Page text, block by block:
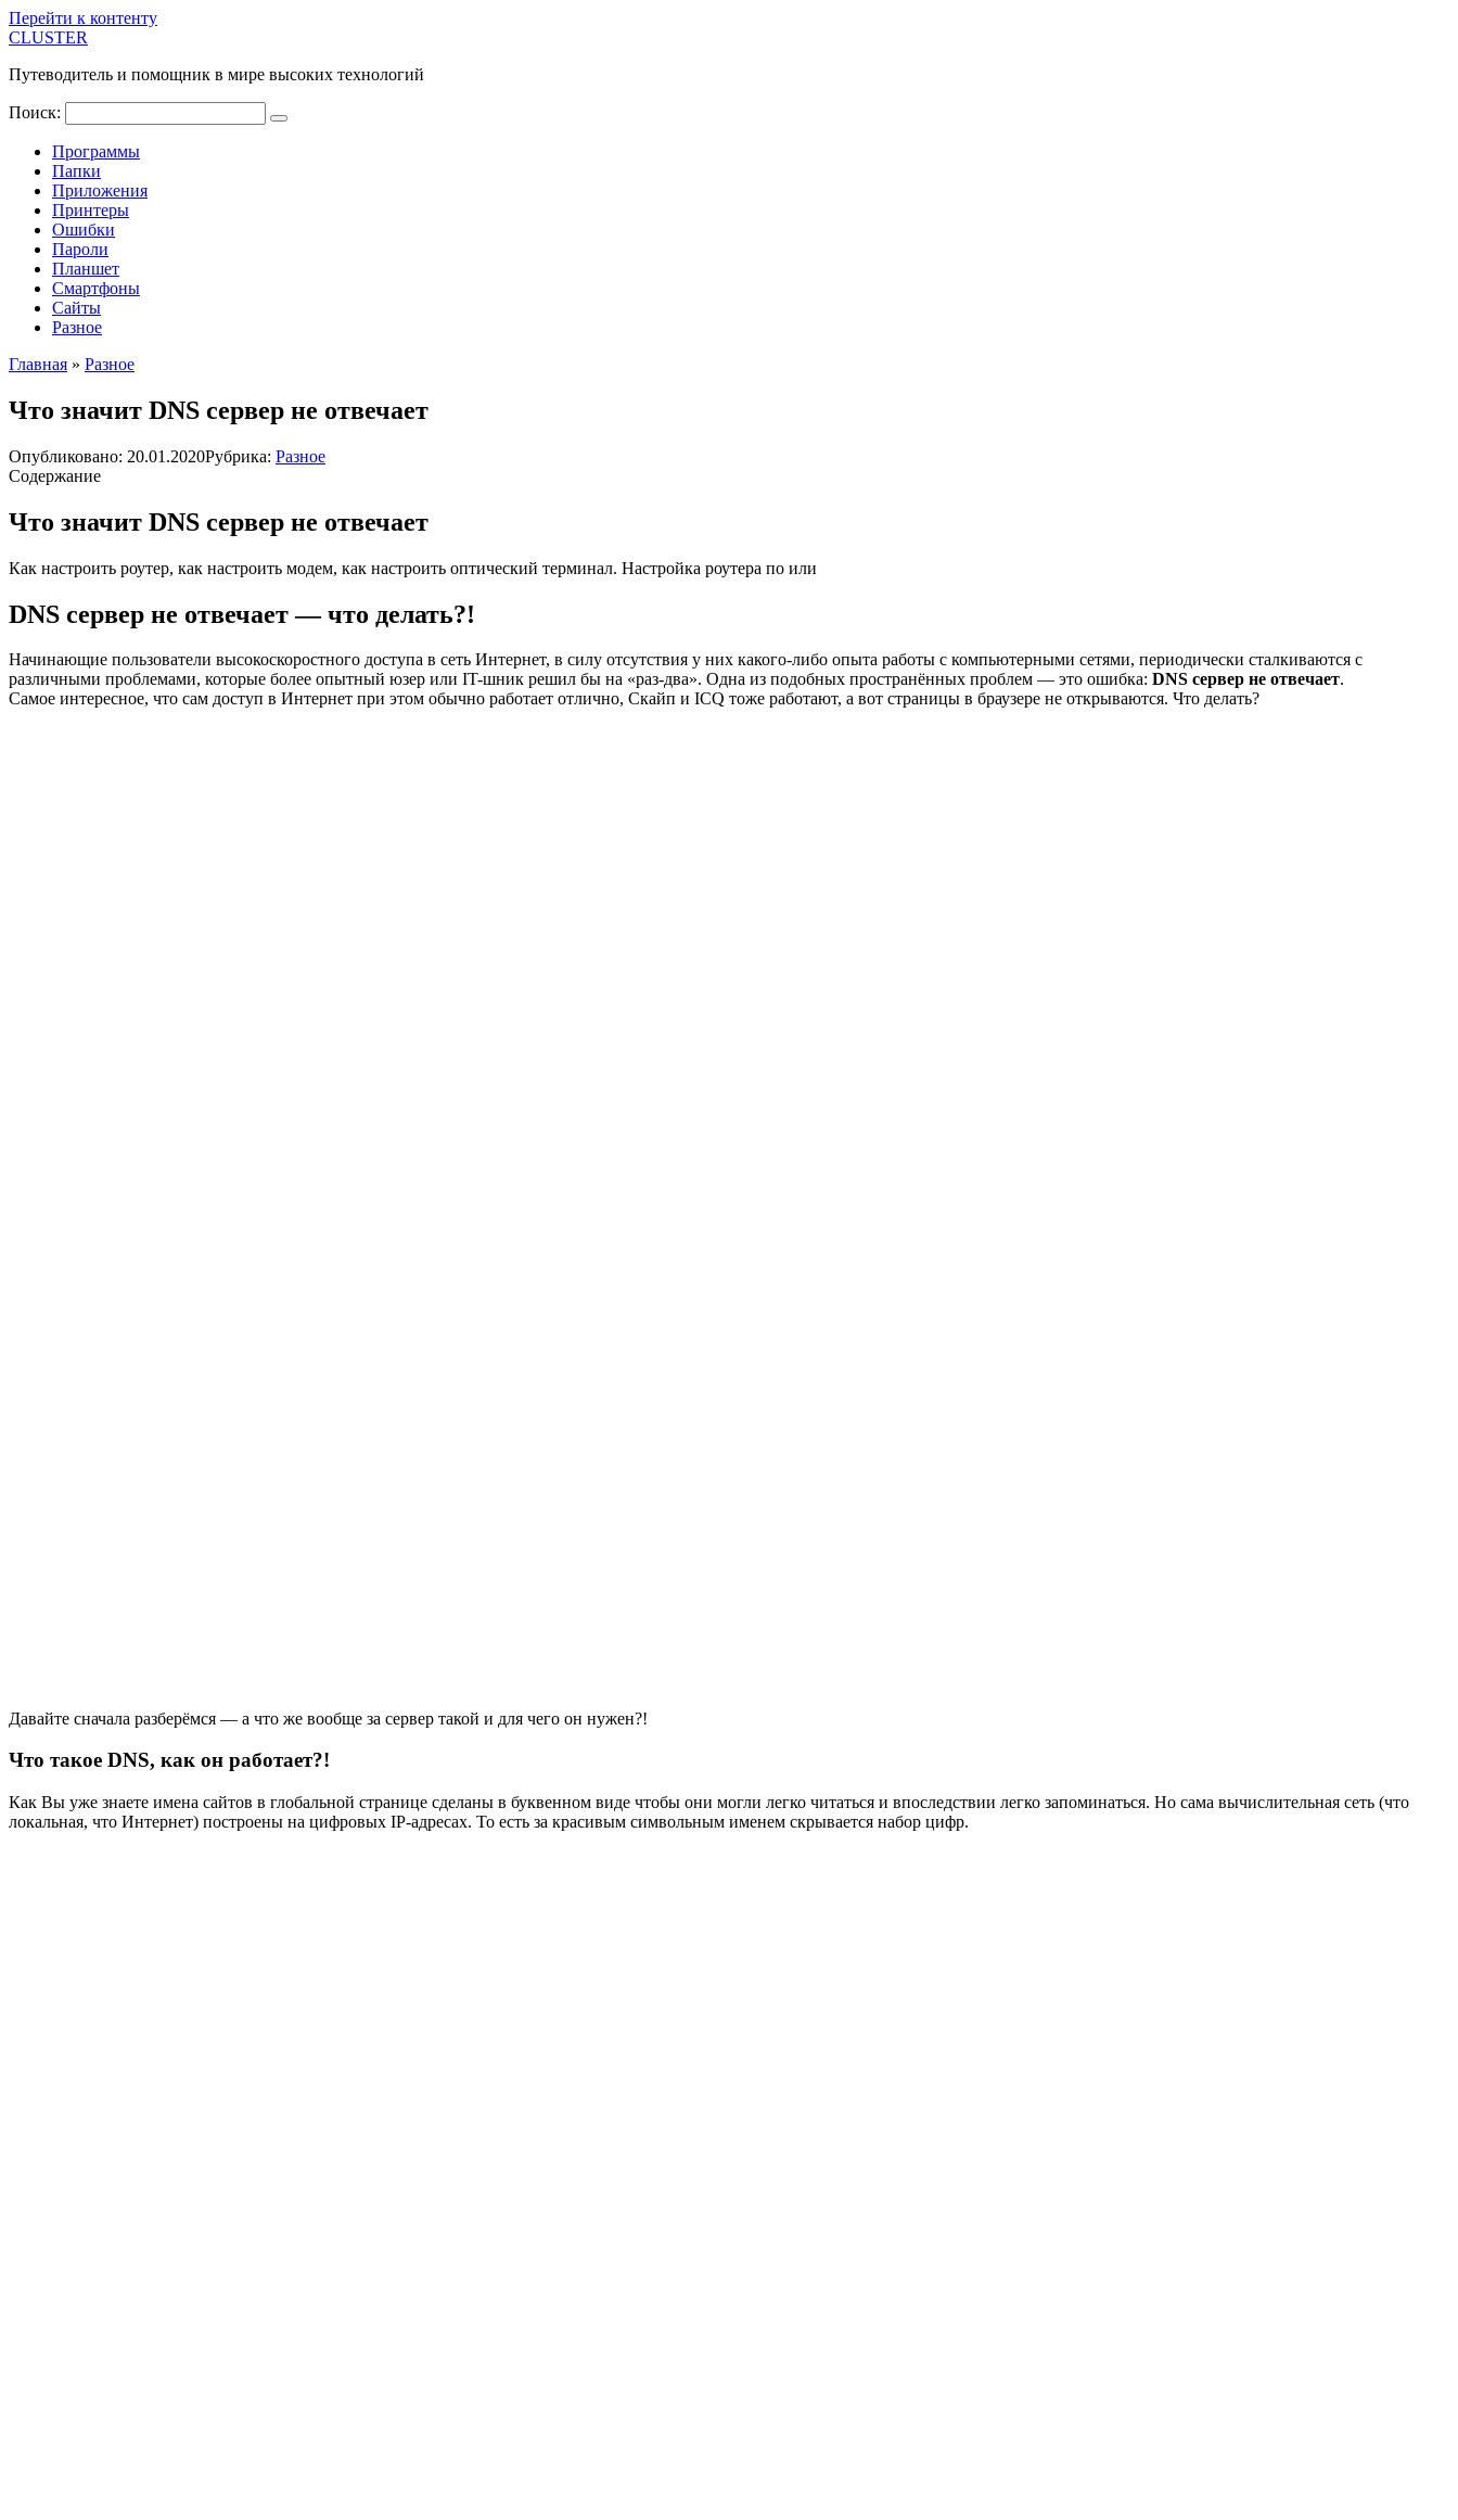
Перейти к контенту
CLUSTER
Путеводитель и помощник в мире высоких технологий
Поиск:
Программы
Папки
Приложения
Принтеры
Ошибки
Пароли
Планшет
Смартфоны
Сайты
Разное
Главная » Разное
Что значит DNS сервер не отвечает
Опубликовано: 20.01.2020Рубрика: Разное
Содержание
Что значит DNS сервер не отвечает
Как настроить роутер, как настроить модем, как настроить оптический терминал. Настройка роутера по или
DNS сервер не отвечает — что делать?!
Начинающие пользователи высокоскоростного доступа в сеть Интернет, в силу отсутствия у них какого-либо опыта работы с компьютерными сетями, периодически сталкиваются с
различными проблемами, которые более опытный юзер или IT-шник решил бы на «раз-два». Одна из подобных пространённых проблем — это ошибка: DNS сервер не отвечает.
Самое интересное, что сам доступ в Интернет при этом обычно работает отлично, Скайп и ICQ тоже работают, а вот страницы в браузере не открываются. Что делать?
Давайте сначала разберёмся — а что же вообще за сервер такой и для чего он нужен?!
Что такое DNS, как он работает?!
Как Вы уже знаете имена сайтов в глобальной странице сделаны в буквенном виде чтобы они могли легко читаться и впоследствии легко запоминаться. Но сама вычислительная сеть (что
локальная, что Интернет) построены на цифровых IP-адресах. То есть за красивым символьным именем скрывается набор цифр.